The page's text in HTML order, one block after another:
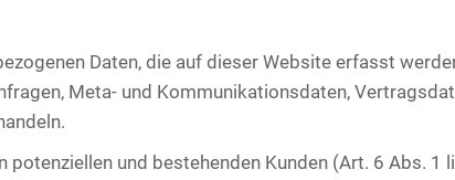
Daten, die auf dieser Website erfasst
Meta- und Kommunikationsdaten,
und bestehenden Kunden (Art. 6 Abs. 1